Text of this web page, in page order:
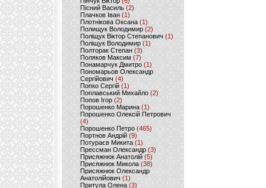
Пісний Василь (2)
Плачков Іван(1)
Плотнікова Оксана (1)
Полищук Володимир(2)
Поліщук Віктор Степанович(1)
Поліщук Володимир (1)
Полторак Степан(3)
Поляков Максим (7)
Понамарчук Дмитро (1)
Пономарьов Олександр
Сергійович(4)
Попко Сергій (1)
Поплавський Михайло (2)
Попов Ігор(2)
Порошенко Марина (1)
Порошенко Олексій Петрович
(4)
Порошенко Петро (465)
Портнов Андрій (9)
Потураєв Микита(1)
Прессман Олександр(3)
Присяжнюк Анатолій (5)
Присяжнюк Микола (38)
Присяжнюк Олександр
Анатолійович (1)
Притула Олена (3)